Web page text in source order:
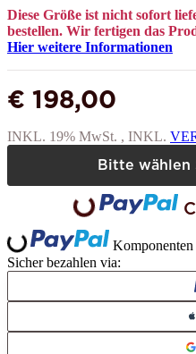
Diese Größe ist nicht sofort
bestellen. Wir fertigen das
Hier weitere Informationen
€ 198,00
INKL. 19% MwSt. , INKL.
Bitte wählen
Loading...
Loading...
Sicher bezahlen via: